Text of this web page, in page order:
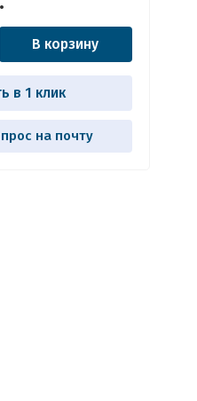
В корзину
в 1 клик
на почту